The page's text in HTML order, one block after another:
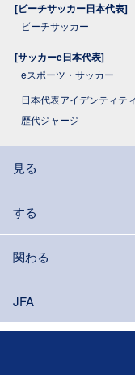
[ビーチサッカー日本代表]
ビーチサッカー
[サッカーe日本代表]
eスポーツ・サッカー
日本代表アイデンティティ
歴代ジャージ
見る
する
関わる
JFA